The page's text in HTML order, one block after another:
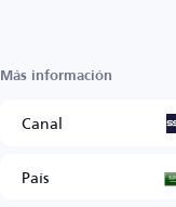
Más información
Canal
País